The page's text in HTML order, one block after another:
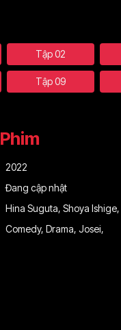
Tập 02
Tập 09
2022
Đang cập nhật
Hina Suguta, Shoya Ishige,
Comedy, Drama, Josei,